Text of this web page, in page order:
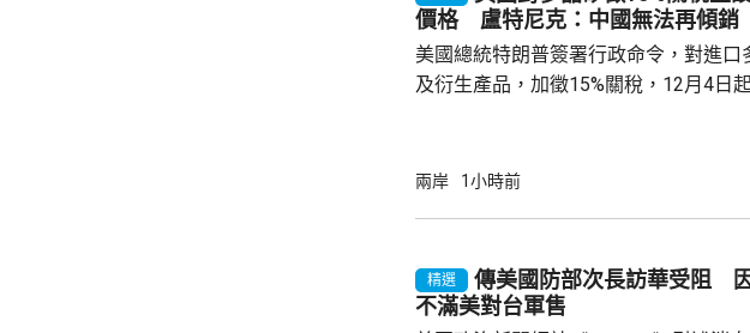
價格 盧特尼克：中國無法再傾銷
美國總統特朗普簽署行政命令，對進口
及衍生產品，加徵15%關稅，12月4日
產品設定最低價格，其中多晶矽每公斤
商務部制定計劃，若企業承諾在美國建
新或擴建多晶矽、晶圓或太陽能電池等
施，並在2029年1月20日前...
兩岸 1小時前
精選
傳美國防部次長訪華受阻
不滿美對台軍售